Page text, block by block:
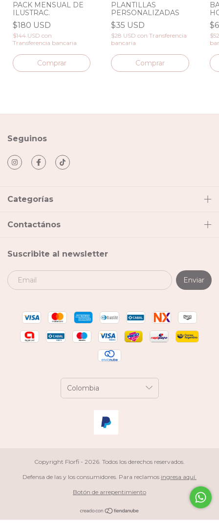
PACK MENSUAL DE
ILUSTRAC.
$180 USD
$144 USD con
Transferencia bancaria
Comprar
PLANTILLAS
PERSONALIZADAS
$35 USD
$28 USDcon Transferencia
bancaria
Comprar
Seguinos
Categorías
Contactános
Suscribite al newsletter
Copyright Florfi - 2026. Todos los derechos reservados.
Defensa de las y los consumidores. Para reclamos ingresa aquí.
Botón de arrepentimiento